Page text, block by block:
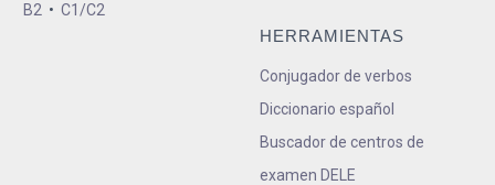
B2 • C1/C2
HERRAMIENTAS
Conjugador de verbos
Diccionario español
Buscador de centros de
examen DELE